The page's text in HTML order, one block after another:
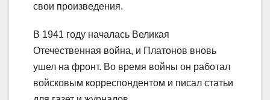
свои произведения.
В 1941 году началась Великая
Отечественная война, и Платонов вновь
ушел на фронт. Во время войны он работал
войсковым корреспондентом и писал статьи